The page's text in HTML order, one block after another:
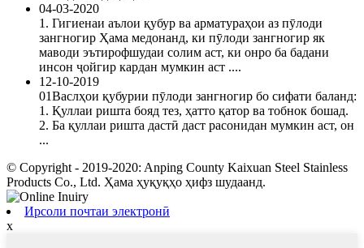
04-03-2020
1. Гигиенаи аълои қубур ва арматураҳои аз пӯлоди
зангногир Ҳама медонанд, ки пӯлоди зангногир як
маводи эътирофшудаи солим аст, ки онро ба бадани
инсон ҷойгир кардан мумкин аст ....
12-10-2019
01Васлҳои қубурии пӯлоди зангногир бо сифати баланд:
1. Қуллаи ришта бояд тез, ҳатто қатор ва тобнок бошад.
2. Ба қуллаи ришта дастӣ даст расонидан мумкин аст, он
...
© Copyright - 2019-2020: Anping County Kaixuan Steel Stainless
Products Co., Ltd. Ҳама ҳуқуқҳо ҳифз шудаанд.
Ирсоли почтаи электронӣ
x